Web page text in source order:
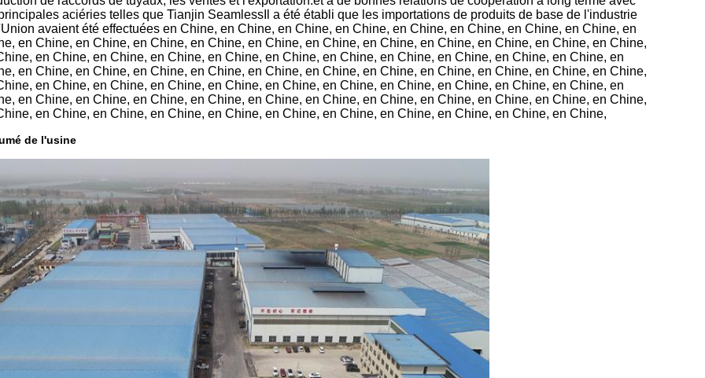
aciéries telles que Tianjin SeamlessIl a été établi que les importations de produits de base de l'industrie
avaient été effectuées en Chine, en Chine, en Chine, en Chine, en Chine, en Chine, en Chine, en Chine, en
en Chine, en Chine, en Chine, en Chine, en Chine, en Chine, en Chine, en Chine, en Chine, en Chine, en Chine,
en Chine, en Chine, en Chine, en Chine, en Chine, en Chine, en Chine, en Chine, en Chine, en Chine, en
en Chine, en Chine, en Chine, en Chine, en Chine, en Chine, en Chine, en Chine, en Chine, en Chine, en Chine,
en Chine, en Chine, en Chine, en Chine, en Chine, en Chine, en Chine, en Chine, en Chine, en Chine, en
en Chine, en Chine, en Chine, en Chine, en Chine, en Chine, en Chine, en Chine, en Chine, en Chine, en Chine,
en Chine, en Chine, en Chine, en Chine, en Chine, en Chine, en Chine, en Chine, en Chine, en Chine,
de l'usine